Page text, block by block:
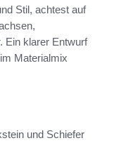
Stil, achtest auf
Ein klarer Entwurf
Materialmix
und Schiefer